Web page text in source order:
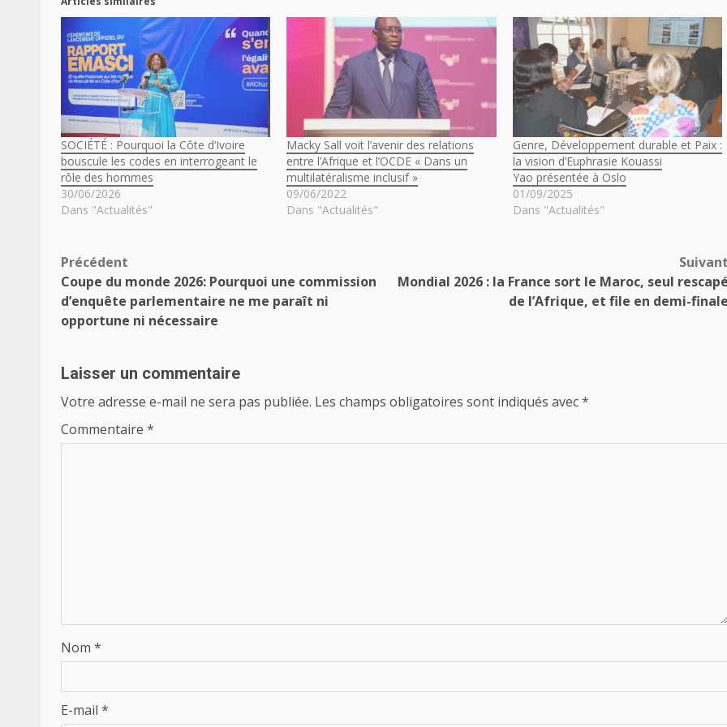
SOCIÉTÉ : Pourquoi la Côte d’Ivoire
bouscule les codes en interrogeant le
rôle des hommes
30/06/2026
Dans "Actualités"
Macky Sall voit l’avenir des relations
entre l’Afrique et l’OCDE « Dans un
multilatéralisme inclusif »
09/06/2022
Dans "Actualités"
Genre, Développement durable et Paix :
la vision d’Euphrasie Kouassi
Yao présentée à Oslo
01/09/2025
Dans "Actualités"
Navigation
d’article
Précédent
Coupe du monde 2026: Pourquoi une commission
d’enquête parlementaire ne me paraît ni
opportune ni nécessaire
Suivant
Mondial 2026 : la France sort le Maroc, seul rescapé
de l’Afrique, et file en demi-finale
Laisser un commentaire
Votre adresse e-mail ne sera pas publiée. Les champs obligatoires sont indiqués avec*
Commentaire *
Nom *
E-mail *